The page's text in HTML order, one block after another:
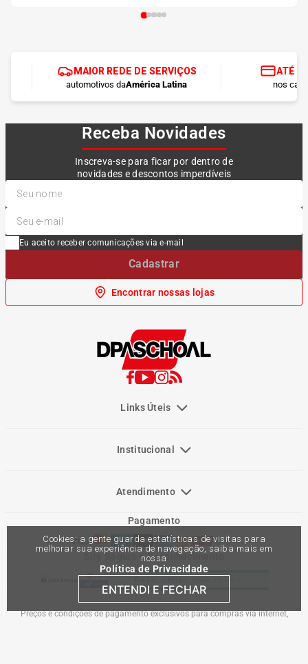
Cookies: a gente guarda estatísticas de visitas para
melhorar sua experiência de navegação, saiba mais em
nossa
Política de Privacidade
ENTENDI E FECHAR
MAIOR REDE DE SERVIÇOS
automotivos daAmérica Latina
ATÉ
nos
Receba Novidades
Inscreva-se para ficar por dentro de
novidades e descontos imperdíveis
Eu aceito receber comunicações via e-mail
Cadastrar
Encontrar nossas lojas
Links Úteis
Institucional
Atendimento
Pagamento
Site Seguro e Reconhecimento
Preços e condições de pagamento exclusivos para compras via internet,